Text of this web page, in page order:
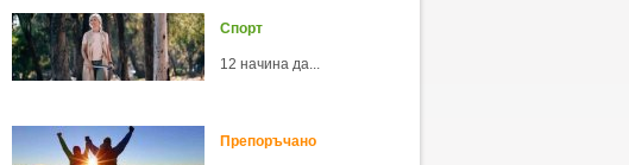
Спорт
12 начина да...
Препоръчано